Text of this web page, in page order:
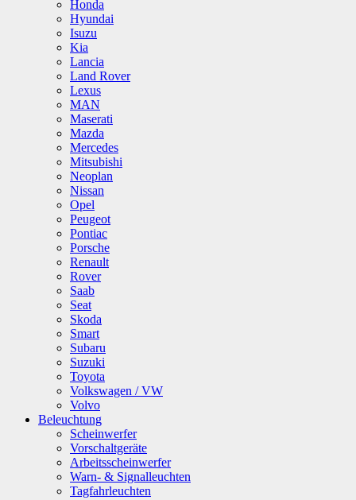
Honda
Hyundai
Isuzu
Kia
Lancia
Land Rover
Lexus
MAN
Maserati
Mazda
Mercedes
Mitsubishi
Neoplan
Nissan
Opel
Peugeot
Pontiac
Porsche
Renault
Rover
Saab
Seat
Skoda
Smart
Subaru
Suzuki
Toyota
Volkswagen / VW
Volvo
Beleuchtung
Scheinwerfer
Vorschaltgeräte
Arbeitsscheinwerfer
Warn- & Signalleuchten
Tagfahrleuchten